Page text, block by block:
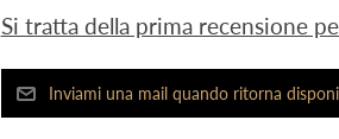
Si tratta della prima recensione